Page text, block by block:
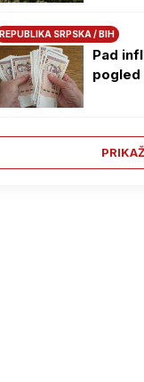
REPUBLIKA SRPSKA / BIH
Pad
pogled